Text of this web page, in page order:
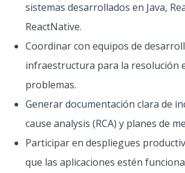
sistemas desarrollados en Java,
ReactNative.
Coordinar con equipos de
infraestructura para la resolución
problemas.
Generar documentación clara de
cause analysis (RCA) y planes de
Participar en despliegues
que las aplicaciones estén